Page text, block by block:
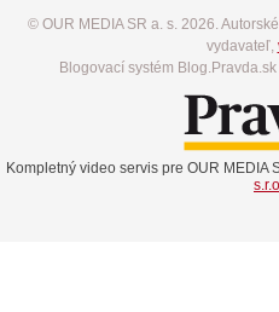
© OUR MEDIA SR a. s. 2026.
vydavateľ,
Blogovací systém
Kompletný video servis pre OUR MEDIA
s.r.o.